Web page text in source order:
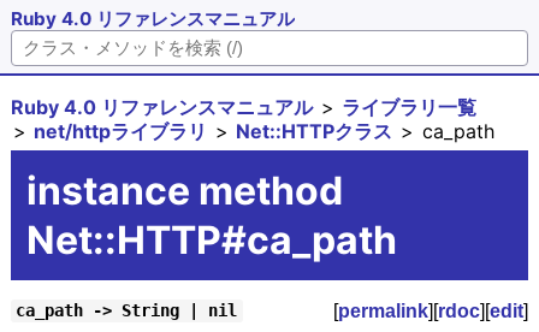
Ruby 4.0 リファレンスマニュアル
Ruby 4.0 リファレンスマニュアル
ライブラリ一覧
net/httpライブラリ
Net::HTTPクラス ca_path
instance method
Net::HTTP#ca_path
ca_path -> String | nil [permalink][rdoc][edit]